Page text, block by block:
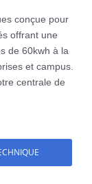
conçue pour
offrant une
de 60kwh à la
et campus.
centrale de